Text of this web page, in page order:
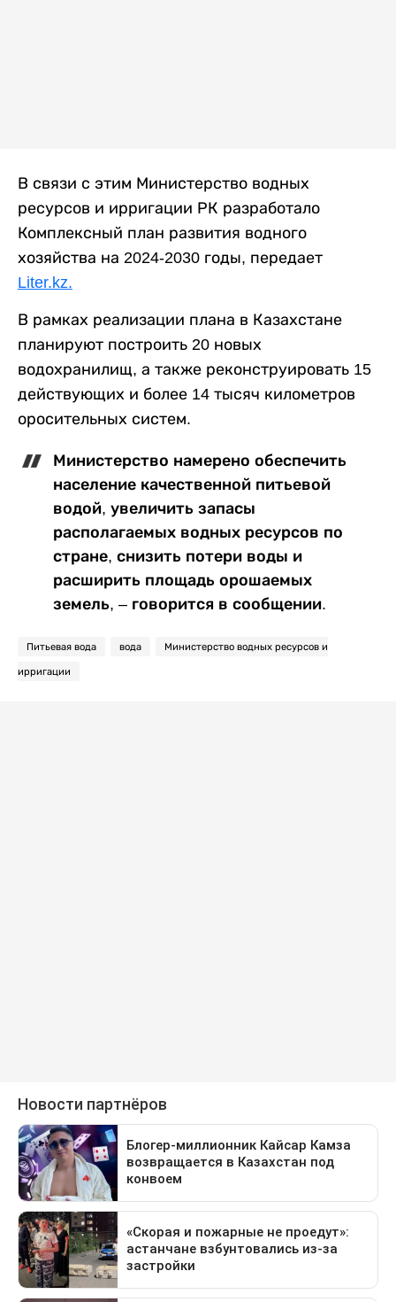
В связи с этим Министерство водных
ресурсов и ирригации РК разработало
Комплексный план развития водного
хозяйства на 2024-2030 годы, передает
Liter.kz.
В рамках реализации плана в Казахстане
планируют построить 20 новых
водохранилищ, а также реконструировать 15
действующих и более 14 тысяч километров
оросительных систем.
Министерство намерено обеспечить
население качественной питьевой
водой, увеличить запасы
располагаемых водных ресурсов по
стране, снизить потери воды и
расширить площадь орошаемых
земель, – говорится в сообщении.
Питьевая вода вода Министерство водных ресурсов и
ирригации